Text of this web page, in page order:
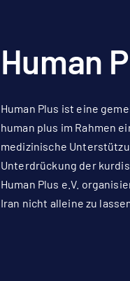
Human
Human Plus ist eine
human plus im Rahmen
medizinische
Unterdrückung der
Human Plus e.V.
Iran nicht alleine zu